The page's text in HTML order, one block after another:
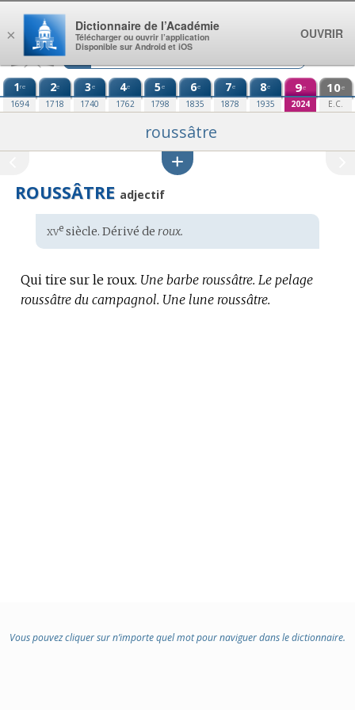
Aller au contenu
1re
1694
2e
1718
3e
1740
4e
1762
5e
1798
6e
1835
7e
1878
8e
1935
9e
2024
10e
E.C.
roussâtre
ROUSSÂTRE adjectif
Étymologie
:
xvesiècle. Dérivé de roux.
Qui tire sur le roux. Une barbe roussâtre. Le pelage
roussâtre du campagnol. Une lune roussâtre.
Vous pouvez cliquer sur n’importe quel mot pour naviguer dans le dictionnaire.
×
Dictionnaire de l’Académie
Télécharger ou ouvrir l’application
Disponible sur Android et iOS
OUVRIR